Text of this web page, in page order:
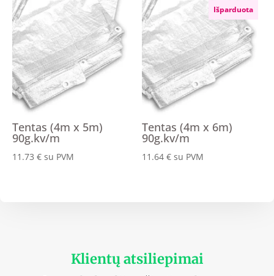
19.35 €.
17.41 €.
16.62 €.
14.96 €.
Tentas (4m x 5m)
90g.kv/m
11.73 € su PVM
Išparduota
Tentas (4m x 6m)
90g.kv/m
11.64€ su PVM
Klientų atsiliepimai